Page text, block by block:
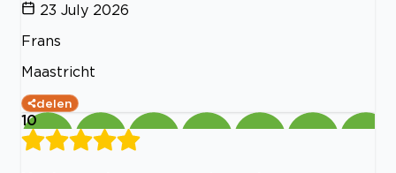
23 July 2026
Frans
Maastricht
delen
10